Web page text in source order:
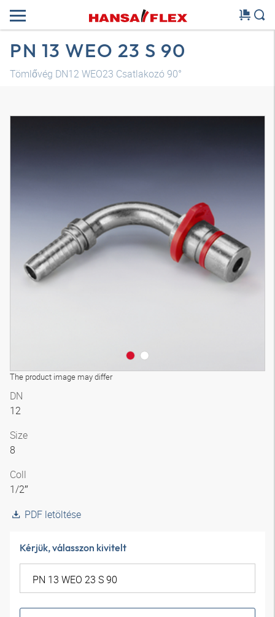
PN 13 WEO 23 S 90
Tömlővég DN12 WEO23 Csatlakozó 90°
The product image may differ
DN
12
Size
8
Coll
1/2″
PDF letöltése
Kérjük, válasszon kivitelt